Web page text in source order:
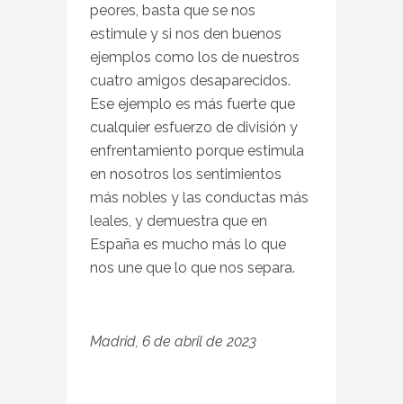
peores, basta que se nos
estimule y si nos den buenos
ejemplos como los de nuestros
cuatro amigos desaparecidos.
Ese ejemplo es más fuerte que
cualquier esfuerzo de división y
enfrentamiento porque estimula
en nosotros los sentimientos
más nobles y las conductas más
leales, y demuestra que en
España es mucho más lo que
nos une que lo que nos separa.
Madrid, 6 de abril de 2023